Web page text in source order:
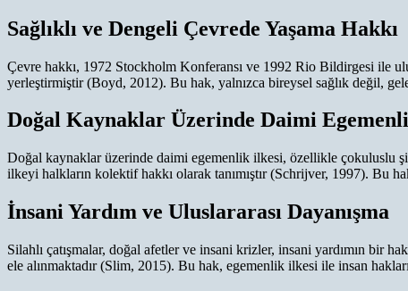
Sağlıklı ve Dengeli Çevrede Yaşama Hakkı
Çevre hakkı, 1972 Stockholm Konferansı ve 1992 Rio Bildirgesi ile
yerleştirmiştir (Boyd, 2012). Bu hak, yalnızca bireysel sağlık değil,
Doğal Kaynaklar Üzerinde Daimi
Doğal kaynaklar üzerinde daimi egemenlik ilkesi, özellikle çokuluslu
ilkeyi halkların kolektif hakkı olarak tanımıştır (Schrijver, 1997). Bu
İnsani Yardım ve Uluslararası Dayanışma
Silahlı çatışmalar, doğal afetler ve insani krizler, insani yardımın bir
ele alınmaktadır (Slim, 2015). Bu hak, egemenlik ilkesi ile insan